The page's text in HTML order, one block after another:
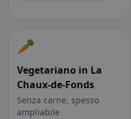
🥕
Vegetariano in La
Chaux-de-Fonds
Senza carne, spesso
ampliabile